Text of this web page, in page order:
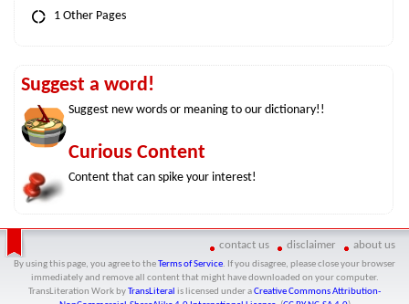
1 Other Pages
Suggest a word!
Suggest new words or meaning to our dictionary!!
Curious Content
Content that can spike your interest!
contact us disclaimer about us
By using this page, you agree to theTerms of Service. If you disagree, please close your browser
immediately and remove all content that might have downloaded on your computer.
TransLiteration Work byTransLiteral is licensed under aCreative Commons Attribution-